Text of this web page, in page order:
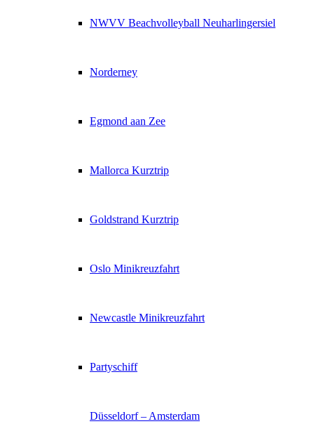
NWVV Beachvolleyball Neuharlingersiel
Norderney
Egmond aan Zee
Mallorca Kurztrip
Goldstrand Kurztrip
Oslo Minikreuzfahrt
Newcastle Minikreuzfahrt
Partyschiff
Düsseldorf – Amsterdam